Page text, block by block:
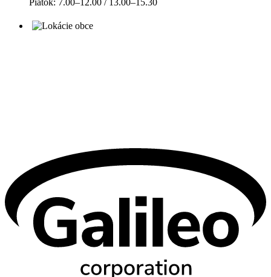
Piatok: 7.00–12.00 / 13.00–15.30